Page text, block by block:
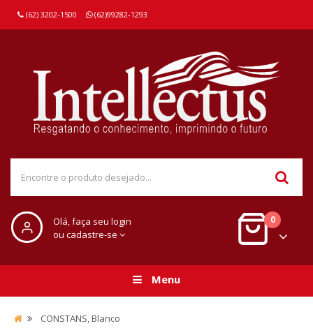
(62) 3202-1500 (62)99282-1293
Olá, faça seu login
ou cadastre-se
0
Menu
CONSTANS, Blanco